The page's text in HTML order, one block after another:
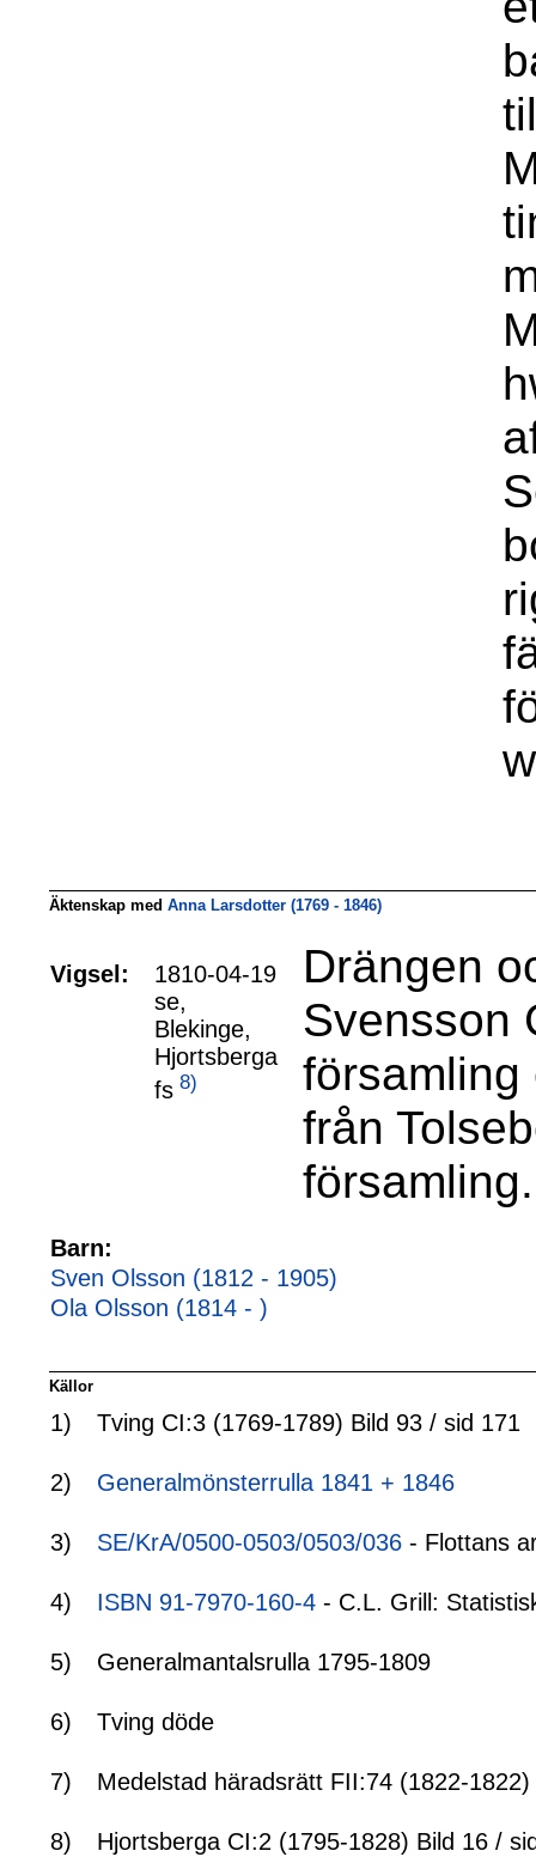
Äktenskap med Anna Larsdotter (1769 - 1846)
Vigsel:
1810-04-19
se,
Blekinge,
Hjortsberga
fs 8)
Drängen
Svensson
församling
från
församling.
Barn:
Sven Olsson (1812 - 1905)
Ola Olsson (1814 - )
Källor
1) Tving CI:3 (1769-1789) Bild 93 / sid 171
2) Generalmönsterrulla 1841 + 1846
3) SE/KrA/0500-0503/0503/036 - Flottans
4) ISBN 91-7970-160-4 - C.L. Grill:
5) Generalmantalsrulla 1795-1809
6) Tving döde
7) Medelstad häradsrätt FII:74 (1822-
8) Hjortsberga CI:2 (1795-1828) Bild 16 /